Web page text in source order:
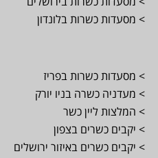
> מסעדות כשרות בלונדון
> מסעדות כשרות בפריז
> מעדניה כשרה בניו יורק
> המלצות ליין כשר
> יקבים כשרים בצפון
> יקבים כשרים באיזור ירושלים